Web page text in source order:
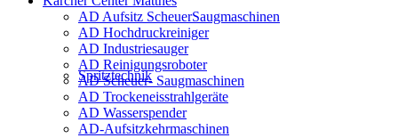
Spritztechnik
AD Aufsitz ScheuerSaugmaschinen
AD Hochdruckreiniger
AD Industriesauger
AD Reinigungsroboter
AD Scheuer- Saugmaschinen
AD Trockeneisstrahlgeräte
AD Wasserspender
AD-Aufsitzkehrmaschinen